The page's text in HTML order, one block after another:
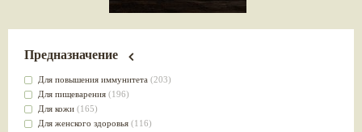
Предназначение
Для повышения иммунитета (203)
Для пищеварения (196)
Для кожи (165)
Для женского здоровья (116)